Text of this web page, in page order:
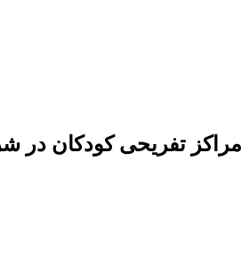
مراکز تفریحی کودکان در